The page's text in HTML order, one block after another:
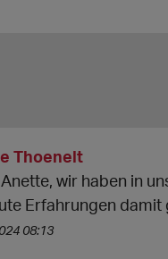
Thoenelt
wir haben in
Erfahrungen
08:13